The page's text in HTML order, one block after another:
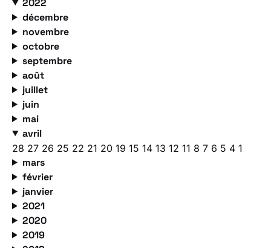
2022
décembre
novembre
octobre
septembre
août
juillet
juin
mai
avril
28 27 26 25 22 21 20 19 15 14 13 12 11 8 7 6 5 4 1
mars
février
janvier
2021
2020
2019